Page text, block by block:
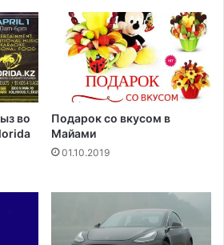
во
Подарок со вкусом в
Майами
01.10.2019